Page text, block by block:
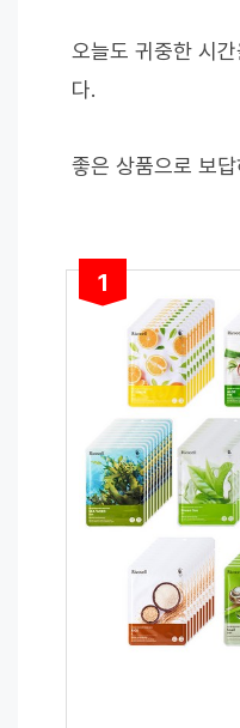
오늘도 귀중한 시
다.
좋은 상품으로 보
1